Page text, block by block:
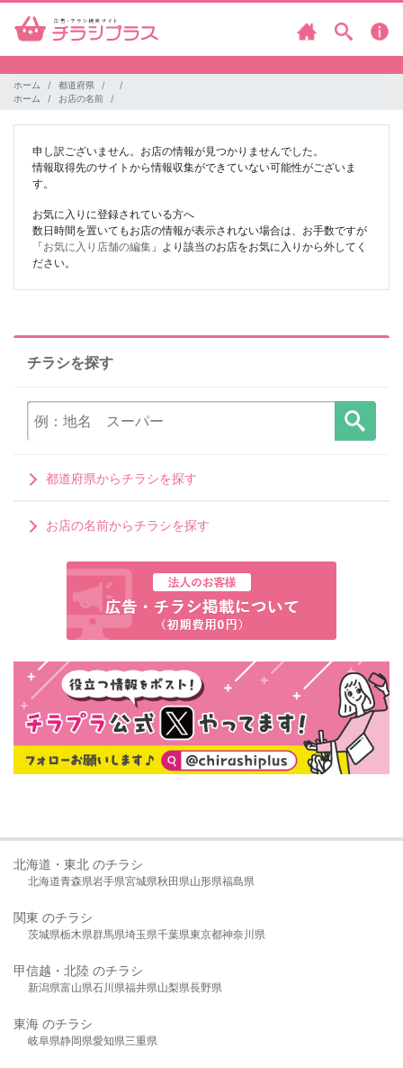
ホーム
都道府県
ホーム
お店の名前
申し訳ございません。お店の情報が見つかりませんでした。
情報取得先のサイトから情報収集ができていない可能性がございま
す。
お気に入りに登録されている方へ
数日時間を置いてもお店の情報が表示されない場合は、お手数ですが
「お気に入り店舗の編集 」より該当のお店をお気に入りから外してく
ださい。
チラシを探す
都道府県からチラシを探す
お店の名前からチラシを探す
北海道・東北 のチラシ
北海道青森県岩手県宮城県秋田県山形県福島県
関東 のチラシ
茨城県栃木県群馬県埼玉県千葉県東京都神奈川県
甲信越・北陸 のチラシ
新潟県富山県石川県福井県山梨県長野県
東海 のチラシ
岐阜県静岡県愛知県三重県